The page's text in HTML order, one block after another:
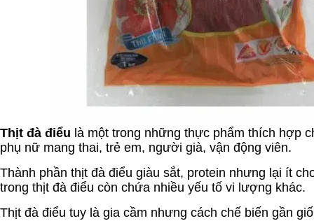
Thịt đà điểu là một trong những thực phẩm thích hợp
phụ nữ mang thai, trẻ em, người già, vận động viên.
Thành phần thịt đà điểu giàu sắt, protein nhưng lại ít
trong thịt đà điểu còn chứa nhiều yếu tố vi lượng khác.
Thịt đà điểu tuy là gia cầm nhưng cách chế biến gần